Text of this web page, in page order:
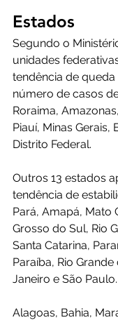
Estados
Segundo o
unidades
tendência de
número de casos
Roraima,
Piauí, Minas Gerais,
Distrito Federal.
Outros 13 estados
tendência de
Pará, Amapá, Mato
Grosso do Sul, Rio
Santa Catarina,
Paraíba, Rio
Janeiro e São Paulo.
Alagoas, Bahia,